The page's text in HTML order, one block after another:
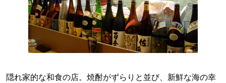
隠れ家的な和食の店。焼酎がずらりと並び、新鮮な海の幸